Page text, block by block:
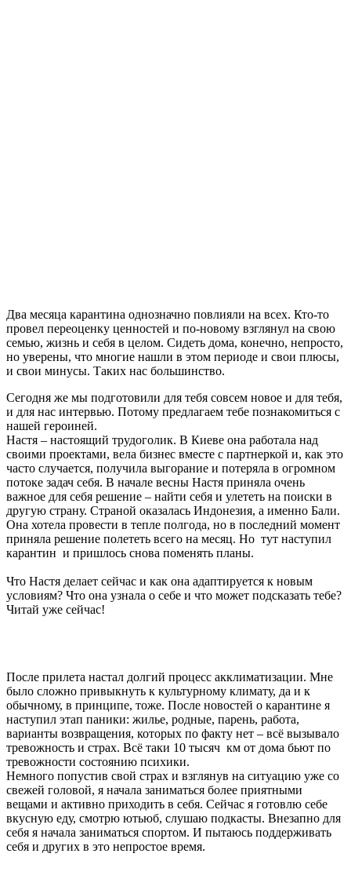
Два месяца карантина однозначно повлияли на всех. Кто-то
провел переоценку ценностей и по-новому взглянул на свою
семью, жизнь и себя в целом. Сидеть дома, конечно, непросто,
но уверены, что многие нашли в этом периоде и свои плюсы,
и свои минусы. Таких нас большинство.
Сегодня же мы подготовили для тебя совсем новое и для тебя,
и для нас интервью. Потому предлагаем тебе познакомиться с
нашей героиней.
Настя – настоящий трудоголик. В Киеве она работала над
своими проектами, вела бизнес вместе с партнеркой и, как это
часто случается, получила выгорание и потеряла в огромном
потоке задач себя. В начале весны Настя приняла очень
важное для себя решение – найти себя и улететь на поиски в
другую страну. Страной оказалась Индонезия, а именно Бали.
Она хотела провести в тепле полгода, но в последний момент
приняла решение полететь всего на месяц. Но тут наступил
карантин и пришлось снова поменять планы.
Что Настя делает сейчас и как она адаптируется к новым
условиям? Что она узнала о себе и что может подсказать тебе?
Читай уже сейчас!
После прилета настал долгий процесс акклиматизации. Мне
было сложно привыкнуть к культурному климату, да и к
обычному, в принципе, тоже. После новостей о карантине я
наступил этап паники: жилье, родные, парень, работа,
варианты возвращения, которых по факту нет – всё вызывало
тревожность и страх. Всё таки 10 тысяч км от дома бьют по
тревожности состоянию психики.
Немного попустив свой страх и взглянув на ситуацию уже со
свежей головой, я начала заниматься более приятными
вещами и активно приходить в себя. Сейчас я готовлю себе
вкусную еду, смотрю ютьюб, слушаю подкасты. Внезапно для
себя я начала заниматься спортом. И пытаюсь поддерживать
себя и других в это непростое время.